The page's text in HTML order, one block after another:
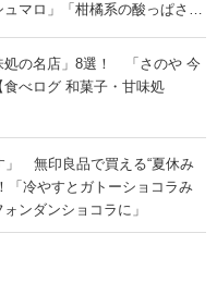
マロ」「柑橘系の酸っぱさと
処の名店」8選！ 「さのや 今
べログ 和菓子・甘味処
」 無印良品で買える“夏休み
「冷やすとガトーショコラみ
ンダンショコラに」